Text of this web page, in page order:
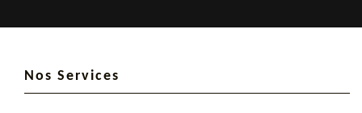
Nos Services